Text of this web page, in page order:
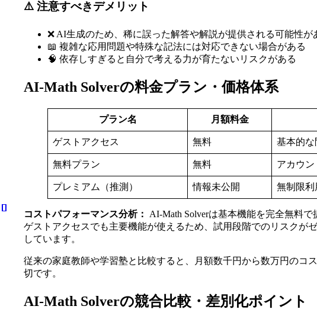
⚠️ 注意すべきデメリット
❌ AI生成のため、稀に誤った解答や解説が提供される可能性が
📖 複雑な応用問題や特殊な記法には対応できない場合がある
🧠 依存しすぎると自分で考える力が育たないリスクがある
AI-Math Solverの料金プラン・価格体系
プラン名 月額料金
ゲストアクセス 無料 基本的な
無料プラン 無料 アカウ
プレミアム（推測） 情報未公開 無制限利
コストパフォーマンス分析：
AI-Math Solverは基本機能を完全無料
ゲストアクセスでも主要機能が使えるため、試用段階でのリスクが
しています。
従来の家庭教師や学習塾と比較すると、月額数千円から数万円のコ
切です。
AI-Math Solverの競合比較・差別化ポイント